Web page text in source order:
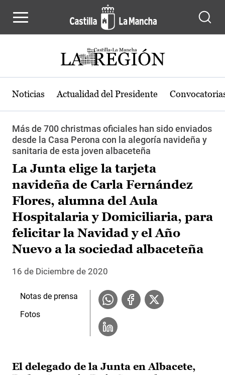
Noticias Actualidad del Presidente
Más de 700 christmas oficiales han sido enviados
desde la Casa Perona con la alegoría navideña y
sanitaria de esta joven albaceteña
La Junta elige la tarjeta
navideña de Carla Fernández
Flores, alumna del Aula
Hospitalaria y Domiciliaria, para
felicitar la Navidad y el Año
Nuevo a la sociedad albaceteña
16 de Diciembre de 2020
El delegado de la Junta en Albacete,
Notas de prensa
Fotos